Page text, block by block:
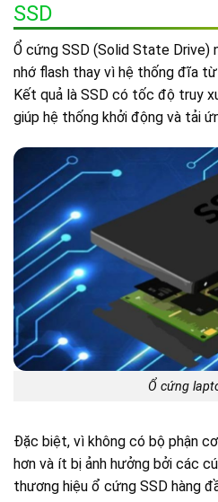
SSD
Ổ cứng SSD (Solid State Drive)
nhớ flash thay vì hệ thống đĩa
Kết quả là SSD có tốc độ truy
giúp hệ thống khởi động và tải
Ổ cứng
Đặc biệt, vì không có bộ phận
hơn và ít bị ảnh hưởng bởi các
thương hiệu ổ cứng SSD hàng